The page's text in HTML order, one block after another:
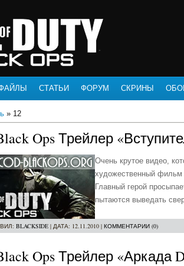
СТАТЬИ ФОРУМ СКРИНЫ
» 12
Ops Трейлер
Очень крутое видео,
художественный
Главный герой
пытаются выведать
BLACKSIDE | ДАТА: 12.11.2010 | КОММЕНТАРИИ (0)
Ops Трейлер «Аркада